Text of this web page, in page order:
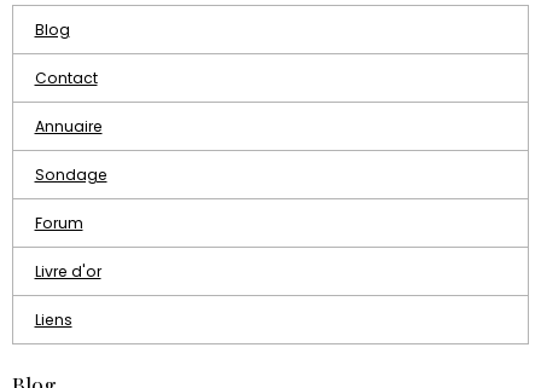
Blog
Contact
Annuaire
Sondage
Forum
Livre d'or
Liens